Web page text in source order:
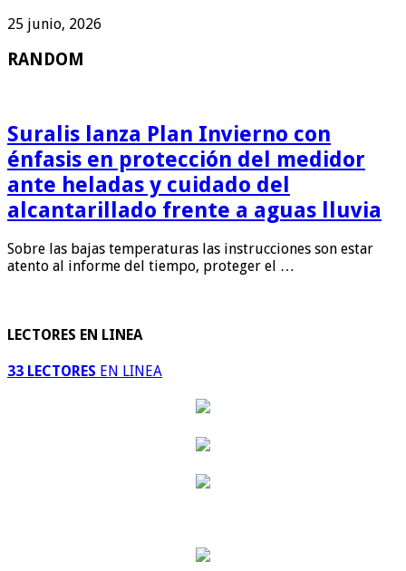
25 junio, 2026
RANDOM
Suralis lanza Plan Invierno con
énfasis en protección del medidor
ante heladas y cuidado del
alcantarillado frente a aguas lluvia
Sobre las bajas temperaturas las instrucciones son estar
atento al informe del tiempo, proteger el …
LECTORES EN LINEA
33 LECTORES EN LINEA